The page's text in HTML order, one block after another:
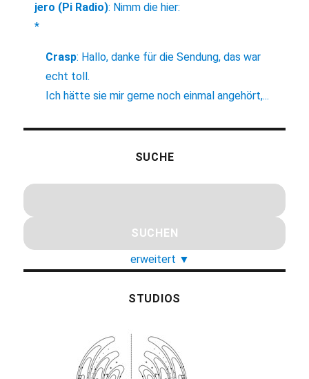
jero (Pi Radio): Nimm die hier:
*
Crasp: Hallo, danke für die Sendung, das war
echt toll.
Ich hätte sie mir gerne noch einmal angehört,...
SUCHE
erweitert ▼
STUDIOS